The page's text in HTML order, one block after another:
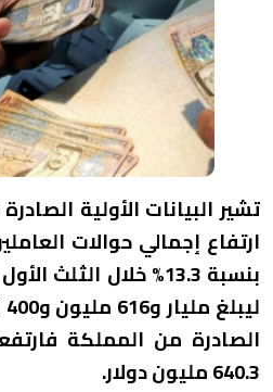
تشير البيانات الأولية
ارتفاع إجمالي حوالات
640.3 مليون دولار.